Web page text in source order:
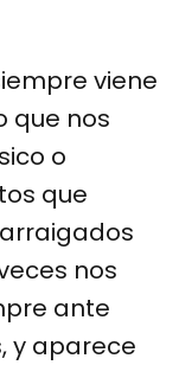
viene
que nos
o
que
nos
ante
y aparece